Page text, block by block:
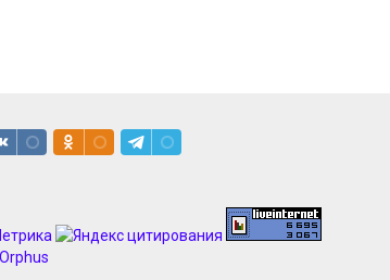
зоне ремонтных работ на улице
Павлуновского
Курский «Милко» судится с
петербургской компанией на 4,3